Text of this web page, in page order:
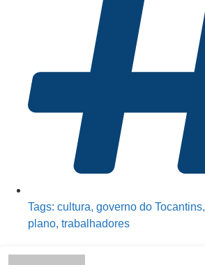
Tags: cultura, governo do Tocantins,
plano, trabalhadores